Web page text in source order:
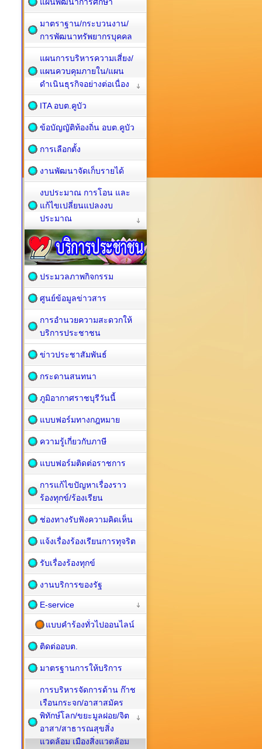
มาตราฐาน/กระบวนงาน/
การพัฒนาทรัพยากรบุคคล
แผนการบริหารความเสี่ยง/
แผนควบคุมภายใน/แผน
ดำเนินธุรกิจอย่างต่อเนื่อง
ITA อบต.คูบัว
ข้อบัญญัติท้องถิ่น อบต.คูบัว
การเลือกตั้ง
งานพัฒนาจัดเก็บรายได้
งบประมาณ การโอน และ
แก้ไขเปลี่ยนแปลงงบ
ประมาณ
ประมวลภาพกิจกรรม
ศูนย์ข้อมูลข่าวสาร
การอำนวยความสะดวกให้
บริการประชาชน
ข่าวประชาสัมพันธ์
กระดานสนทนา
ภูมิอากาศราชบุรีวันนี้
แบบฟอร์มทางกฎหมาย
ความรู้เกี่ยวกับภาษี
แบบฟอร์มติดต่อราชการ
การแก้ไขปัญหาเรื่องราว
ร้องทุกข์/ร้องเรียน
ช่องทางรับฟังความคิดเห็น
แจ้งเรื่องร้องเรียนการทุจริต
รับเรื่องร้องทุกข์
งานบริการของรัฐ
E-service
แบบคำร้องทั่วไปออนไลน์
ติดต่ออบต.
มาตรฐานการให้บริการ
การบริหารจัดการด้าน ก๊าช
เรือนกระจก/อาสาสมัคร
พิทักษ์โลก/ขยะมูลฝอย/จิต
อาสา/สาธารณสุขสิ่ง
แวดล้อม เมืองสิ่งแวดล้อม